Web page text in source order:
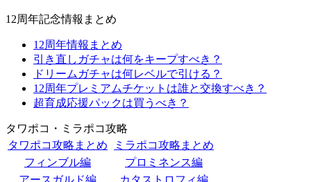
12周年記念情報まとめ
12周年情報まとめ
引き直しガチャは何をキープすべき？
ドリームガチャは何レベルで引ける？
12周年プレミアムチケットは誰と交換すべき？
超育成応援パックは買うべき？
タワポコ・ミラポコ攻略
タワポコ攻略まとめ
ミラポコ攻略まとめ
フィンブル編
プロミネンス編
アースガルド編
カタストロフィ編